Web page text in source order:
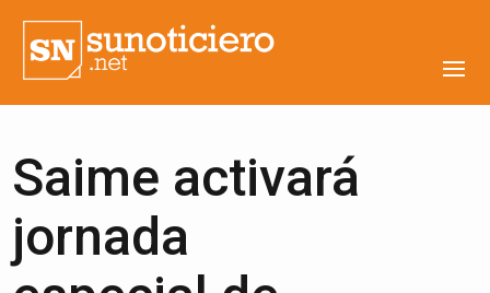
Saime activará
jornada